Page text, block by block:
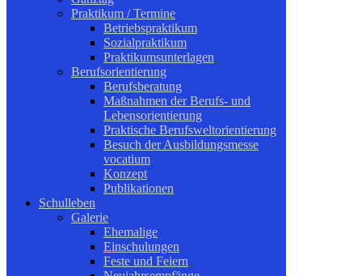
Praktikum / Termine
Betriebspraktikum
Sozialpraktikum
Praktikumsunterlagen
Berufsorientierung
Berufsberatung
Maßnahmen der Berufs- und
Lebensorientierung
Praktische Berufsweltorientierung
Besuch der Ausbildungsmesse
vocatium
Konzept
Publikationen
Schulleben
Galerie
Ehemalige
Einschulungen
Feste und Feiern